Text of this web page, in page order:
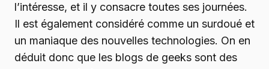
l’intéresse, et il y consacre toutes ses journées.
Il est également considéré comme un surdoué et
un maniaque des nouvelles technologies. On en
déduit donc que les blogs de geeks sont des